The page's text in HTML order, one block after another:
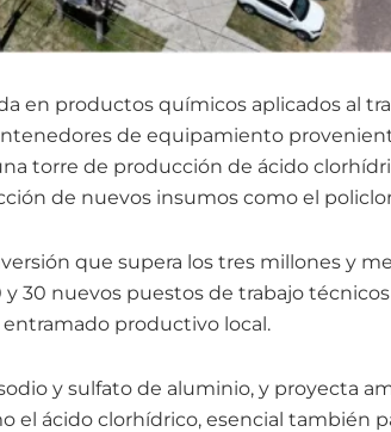
en productos químicos aplicados al
de equipamiento
torre de producción de ácido
de nuevos insumos como el
que supera los tres millones y
30 nuevos puestos de trabajo
productivo local.
y sulfato de aluminio, y proyecta
el ácido clorhídrico, esencial también